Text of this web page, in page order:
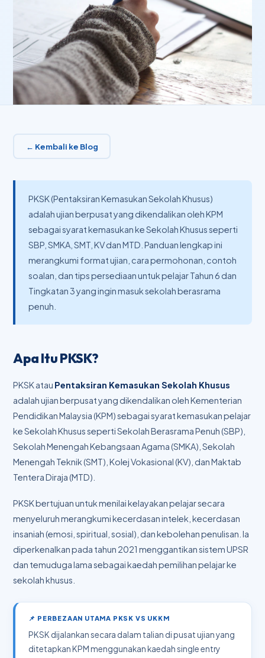
← Kembali ke Blog
PKSK (Pentaksiran Kemasukan Sekolah Khusus)
adalah ujian berpusat yang dikendalikan oleh KPM
sebagai syarat kemasukan ke Sekolah Khusus seperti
SBP, SMKA, SMT, KV dan MTD. Panduan lengkap ini
merangkumi format ujian, cara permohonan, contoh
soalan, dan tips persediaan untuk pelajar Tahun 6 dan
Tingkatan 3 yang ingin masuk sekolah berasrama
penuh.
Apa Itu PKSK?
PKSK atau Pentaksiran Kemasukan Sekolah Khusus
adalah ujian berpusat yang dikendalikan oleh Kementerian
Pendidikan Malaysia (KPM) sebagai syarat kemasukan pelajar
ke Sekolah Khusus seperti Sekolah Berasrama Penuh (SBP),
Sekolah Menengah Kebangsaan Agama (SMKA), Sekolah
Menengah Teknik (SMT), Kolej Vokasional (KV), dan Maktab
Tentera Diraja (MTD).
PKSK bertujuan untuk menilai kelayakan pelajar secara
menyeluruh merangkumi kecerdasan intelek, kecerdasan
insaniah (emosi, spiritual, sosial), dan kebolehan penulisan. Ia
diperkenalkan pada tahun 2021 menggantikan sistem UPSR
dan temuduga lama sebagai kaedah pemilihan pelajar ke
sekolah khusus.
📌 PERBEZAAN UTAMA PKSK VS UKKM
PKSK dijalankan secara dalam talian di pusat ujian yang
ditetapkan KPM menggunakan kaedah single entry